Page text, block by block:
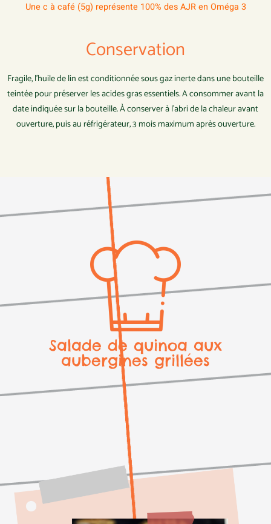
Une c à café (5g) représente 100% des AJR en Oméga 3
Conservation
Fragile, l’huile de lin est conditionnée sous gaz inerte dans une bouteille
teintée pour préserver les acides gras essentiels. A consommer avant la
date indiquée sur la bouteille. À conserver à l’abri de la chaleur avant
ouverture, puis au réfrigérateur, 3 mois maximum après ouverture.
Salade de quinoa aux
aubergines grillées